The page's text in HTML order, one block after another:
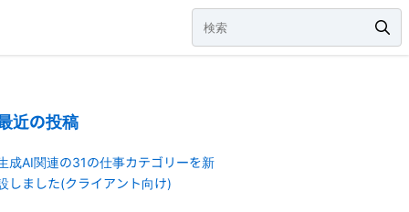
近の投稿
成AI関連の31の仕事カテゴリーを新
しました(クライアント向け)